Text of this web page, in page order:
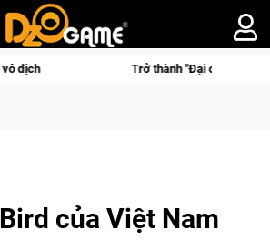
Trở thành "Đại ca Mèo" khuấy đảo
của Việt Nam